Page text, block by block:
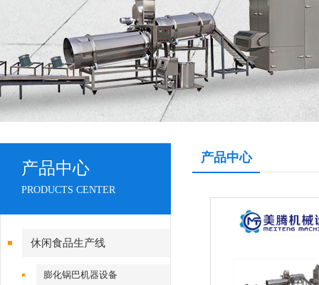
产品中心
PRODUCTS CENTER
休闲食品生产线
膨化锅巴机器设备
产品中心